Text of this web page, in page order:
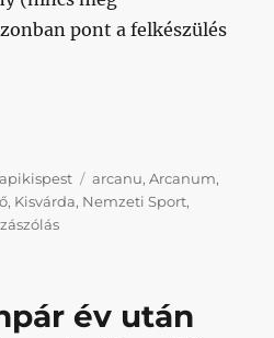
pont a felkészülés
Címke
arcanu,Arcanum,
, Kisvárda, Nemzeti Sport,
Kapus,
bejegyzéshez
év után